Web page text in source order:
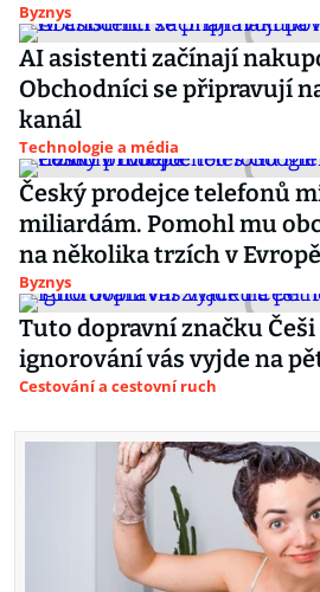
Byznys
AI asistenti začínají
Obchodníci se připravují
kanál
Technologie a média
Český prodejce telefonů
miliardám. Pomohl mu
na několika trzích v Evropě
Byznys
Tuto dopravní značku
ignorování vás vyjde na
Cestování a cestovní ruch